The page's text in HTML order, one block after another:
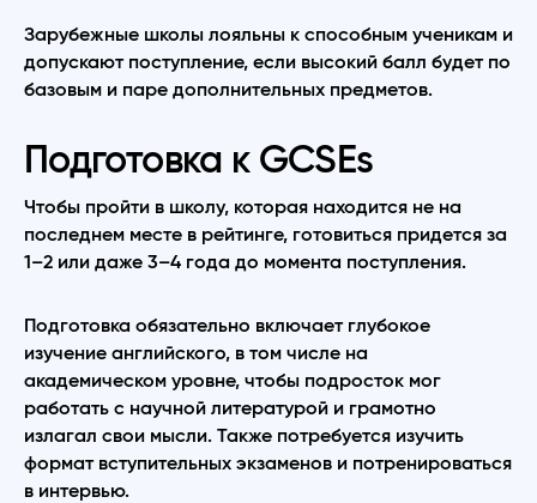
Зарубежные школы лояльны к способным ученикам и
допускают поступление, если высокий балл будет по
базовым и паре дополнительных предметов.
Подготовка к GCSEs
Чтобы пройти в школу, которая находится не на
последнем месте в рейтинге, готовиться придется за
1–2 или даже 3–4 года до момента поступления.
Подготовка обязательно включает глубокое
изучение английского, в том числе на
академическом уровне, чтобы подросток мог
работать с научной литературой и грамотно
излагал свои мысли. Также потребуется изучить
формат вступительных экзаменов и потренироваться
в интервью.